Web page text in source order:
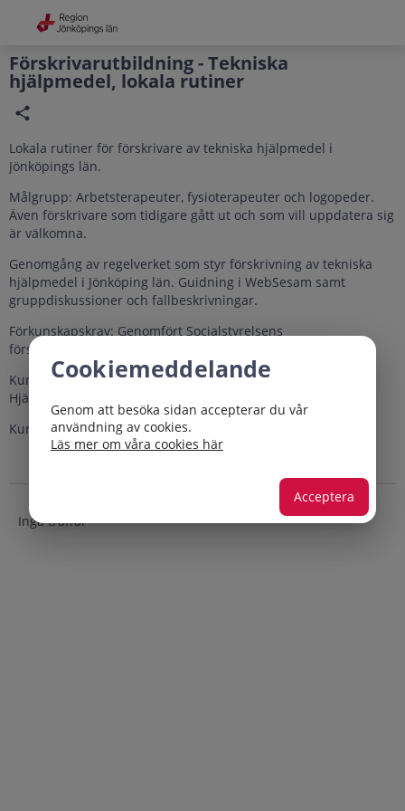
Grade
Portal
Förskrivarutbildning - Tekniska
hjälpmedel, lokala rutiner
Lokala rutiner för förskrivare av tekniska hjälpmedel i
Jönköpings län.
Målgrupp: Arbetsterapeuter, fysioterapeuter och logopeder.
Även förskrivare som tidigare gått ut och som vill uppdatera sig
är välkomna.
Genomgång av regelverket som styr förskrivning av tekniska
hjälpmedel i Jönköping län. Guidning i WebSesam samt
gruppdiskussioner och fallbeskrivningar.
Förkunskapskrav: Genomfört Socialstyrelsens
förskrivarutbildning på webben.
Kursen avslutas med en kort rundvandring på
Hjälpmedelscentralen.
Kursledare: Lena Andrén och Carina Svensson
Inga träffar
Cookiemeddelande
Genom att besöka sidan accepterar du vår
användning av cookies.
Läs mer om våra cookies här
Acceptera